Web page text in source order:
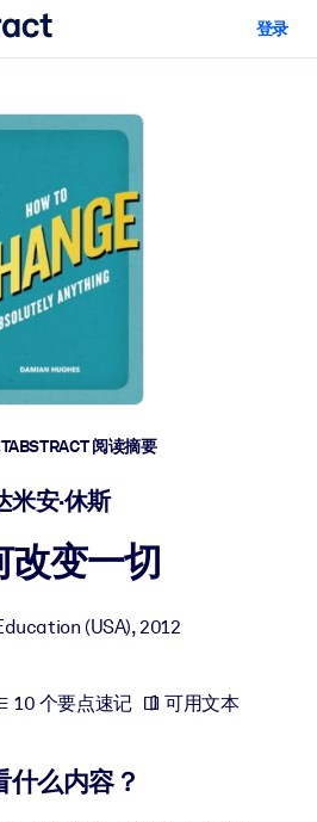
工作时代做好准备。
、解决实际问题并更快采取行动。
战所需的技能。
引入您的 LMS/LXP，以获得更强的学习效
登录
阅读摘要
米安·休斯
改变一切
(USA),2012
10 个要点速记 可用文本
什么内容？